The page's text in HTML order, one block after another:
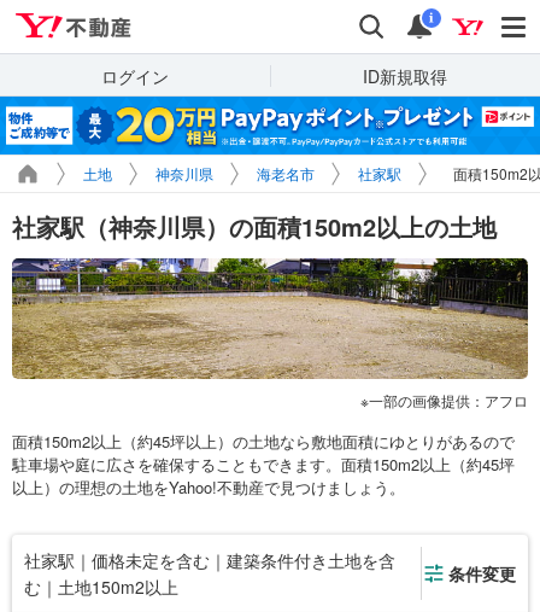
検索 通知
i
ログイン ID新規取得
土地 神奈川県 海老名市 社家駅 面積150m2
社家駅（神奈川県）の面積150m2以上の土地
一部の画像提供：アフロ
面積150m2以上（約45坪以上）の土地なら敷地面積にゆとりがあるので
駐車場や庭に広さを確保することもできます。面積150m2以上（約45坪
以上）の理想の土地をYahoo!不動産で見つけましょう。
社家駅｜価格未定を含む｜建築条件付き土地を含
む｜土地150m2以上
条件変更